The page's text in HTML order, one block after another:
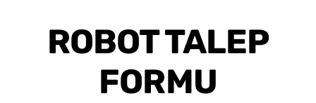
ROBOT TALEP
FORMU